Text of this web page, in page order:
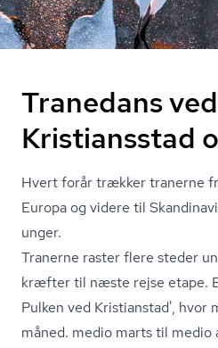
Tranedans ved
Kristiansstad
Hvert forår trækker tranerne
Europa og videre til
unger.
Tranerne raster flere steder
kræfter til næste rejse etape.
Pulken ved Kristianstad', hvor
måned. medio marts til medio